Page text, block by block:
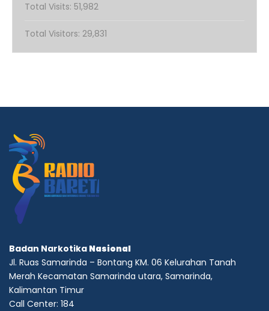
Total Visits: 51,982
Total Visitors: 29,831
Badan Narkotika Nasional
Jl. Ruas Samarinda – Bontang KM. 06 Kelurahan Tanah
Merah Kecamatan Samarinda utara, Samarinda,
Kalimantan Timur
Call Center: 184